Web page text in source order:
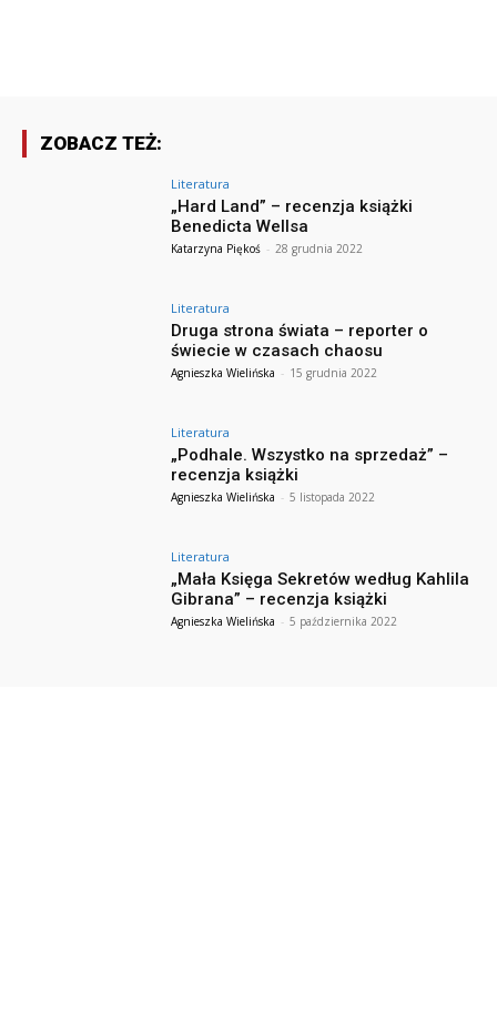
ZOBACZ TEŻ:
Literatura
„Hard Land” – recenzja książki
Benedicta Wellsa
Katarzyna Piękoś - 28 grudnia 2022
Literatura
Druga strona świata – reporter o
świecie w czasach chaosu
Agnieszka Wielińska - 15 grudnia 2022
Literatura
„Podhale. Wszystko na sprzedaż” –
recenzja książki
Agnieszka Wielińska - 5 listopada 2022
Literatura
„Mała Księga Sekretów według Kahlila
Gibrana” – recenzja książki
Agnieszka Wielińska - 5 października 2022